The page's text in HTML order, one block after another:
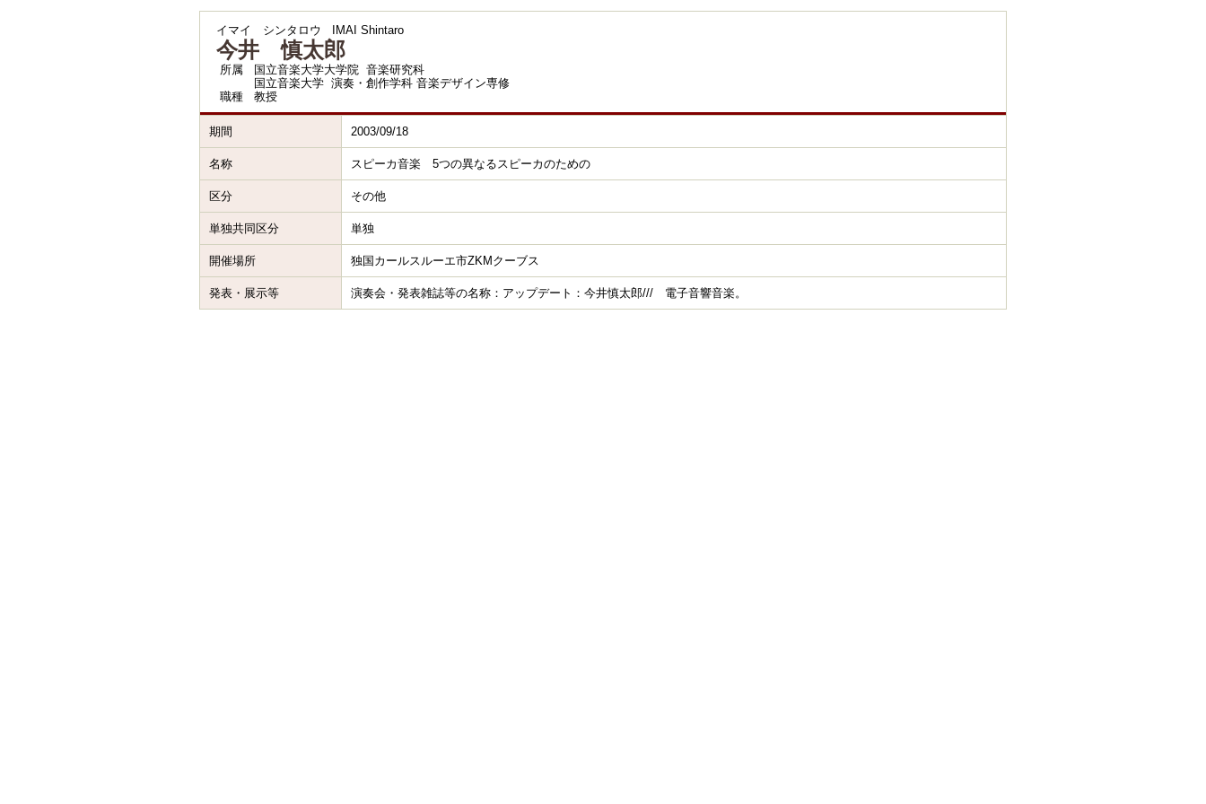
イマイ シンタロウ IMAI Shintaro
今井 慎太郎
所属
国立音楽大学大学院 音楽研究科
国立音楽大学 演奏・創作学科 音楽デザイン専修
職種
教授
期間 2003/09/18
名称 スピーカ音楽 5つの異なるスピーカのための
区分 その他
単独共同区分 単独
開催場所 独国カールスルーエ市ZKMクーブス
発表・展示等 演奏会・発表雑誌等の名称：アップデート：今井慎太郎/// 電子音響音楽。